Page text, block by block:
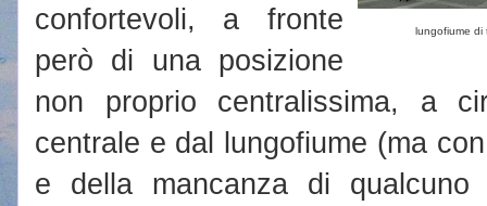
lungofiume di
confortevoli, a fronte
però di una posizione
non proprio centralissima, a
centrale e dal lungofiume (ma
e della mancanza di